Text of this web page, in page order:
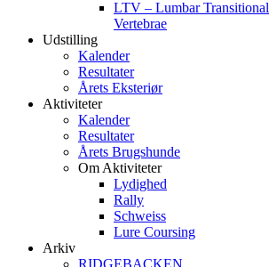
LTV – Lumbar Transitional
Vertebrae
Udstilling
Kalender
Resultater
Årets Eksteriør
Aktiviteter
Kalender
Resultater
Årets Brugshunde
Om Aktiviteter
Lydighed
Rally
Schweiss
Lure Coursing
Arkiv
RIDGEBACKEN